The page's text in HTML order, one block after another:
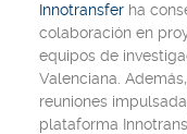
Innotransfer ha
colaboración en
equipos de
Valenciana.
reuniones
plataforma